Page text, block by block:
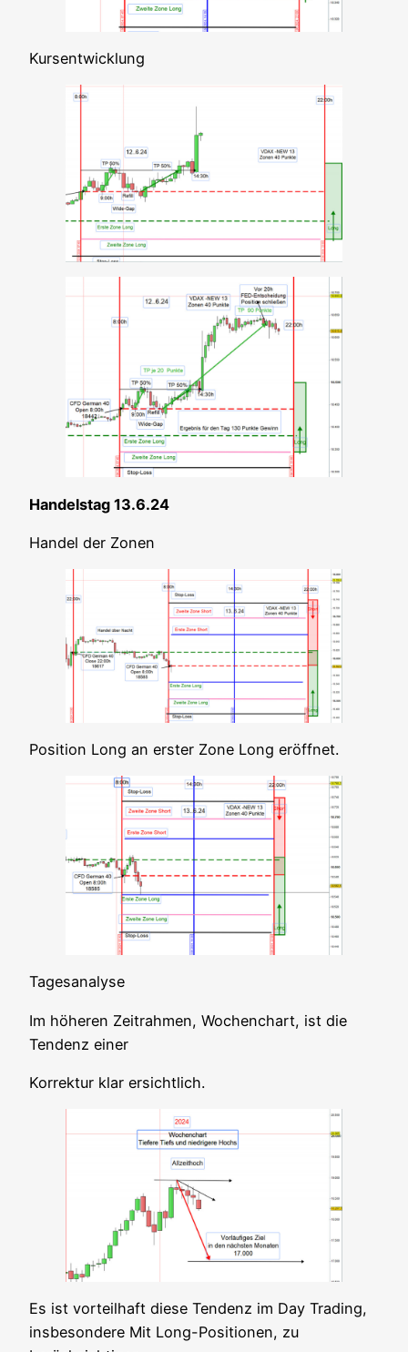
Kurs­ent­wick­lung
Han­dels­tag 13.6.24
Han­del der Zonen
Posi­ti­on Long an ers­ter Zone Long eröffnet.
Tages­ana­ly­se
Im höhe­ren Zeit­rah­men, Wochen­chart, ist die
Ten­denz einer
Kor­rek­tur klar ersichtlich.
Es ist vor­teil­haft die­se Ten­denz im Day Tra­ding,
ins­be­son­de­re Mit Long-Posi­tio­nen, zu